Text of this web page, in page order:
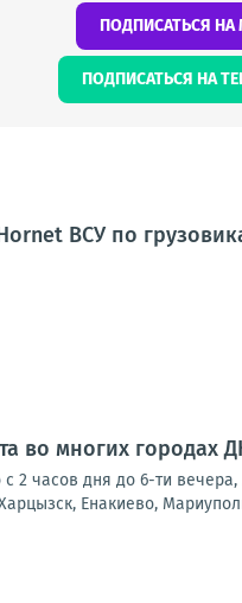
ПОДПИСАТЬСЯ НА
ПОДПИСАТЬСЯ НА
ВСУ по
во многих городах
с 2 часов дня до 6-ти
Енакиево,